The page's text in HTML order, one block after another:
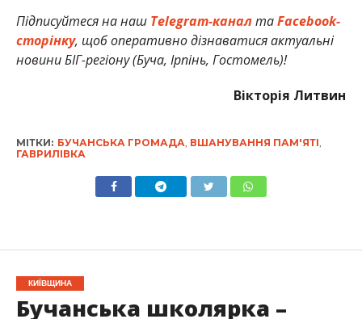
Підписуйтеся на наш Telegram-каналтаFacebook-
сторінку, щоб оперативно дізнаватися актуальні
новини БІГ-регіону (Буча, Ірпінь, Гостомель)!
Вікторія Литвин
МІТКИ: БУЧАНСЬКА ГРОМАДА ВШАНУВАННЯ ПАМ'ЯТІ
ГАВРИЛІВКА
КИЇВЩИНА
Бучанська школярка –